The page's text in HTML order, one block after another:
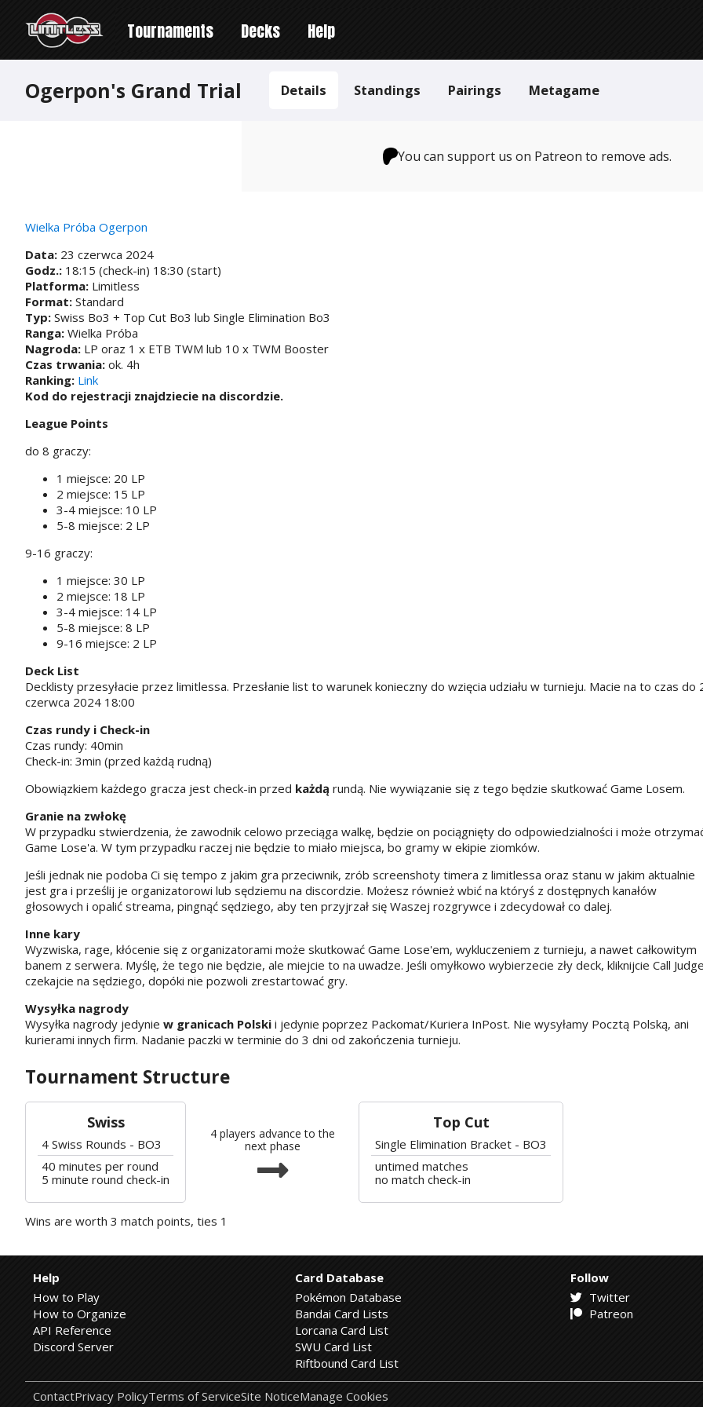
Tournaments Decks Help
Ogerpon's Grand Trial Details Standings Pairings Metagame
You can support us on Patreon to remove ads.
Wielka Próba Ogerpon
Data: 23 czerwca 2024
Godz.: 18:15 (check-in) 18:30 (start)
Platforma: Limitless
Format: Standard
Typ: Swiss Bo3 + Top Cut Bo3 lub Single Elimination Bo3
Ranga: Wielka Próba
Nagroda: LP oraz 1 x ETB TWM lub 10 x TWM Booster
Czas trwania: ok. 4h
Ranking: Link
Kod do rejestracji znajdziecie na discordzie.
League Points
do 8 graczy:
1 miejsce: 20 LP
2 miejsce: 15 LP
3-4 miejsce: 10 LP
5-8 miejsce: 2 LP
9-16 graczy:
1 miejsce: 30 LP
2 miejsce: 18 LP
3-4 miejsce: 14 LP
5-8 miejsce: 8 LP
9-16 miejsce: 2 LP
Deck List
Decklisty przesyłacie przez limitlessa. Przesłanie list to warunek konieczny do wzięcia udziału w turnieju. Macie na to czas do
czerwca 2024 18:00
Czas rundy i Check-in
Czas rundy: 40min
Check-in: 3min (przed każdą rudną)
Obowiązkiem każdego gracza jest check-in przed każdą rundą. Nie wywiązanie się z tego będzie skutkować Game Losem.
Granie na zwłokę
W przypadku stwierdzenia, że zawodnik celowo przeciąga walkę, będzie on pociągnięty do odpowiedzialności i może
Game Lose'a. W tym przypadku raczej nie będzie to miało miejsca, bo gramy w ekipie ziomków.
Jeśli jednak nie podoba Ci się tempo z jakim gra przeciwnik, zrób screenshoty timera z limitlessa oraz stanu w jakim aktualnie
jest gra i prześlij je organizatorowi lub sędziemu na discordzie. Możesz również wbić na któryś z dostępnych kanałów
głosowych i opalić streama, pingnąć sędziego, aby ten przyjrzał się Waszej rozgrywce i zdecydował co dalej.
Inne kary
Wyzwiska, rage, kłócenie się z organizatorami może skutkować Game Lose'em, wykluczeniem z turnieju, a nawet całkowitym
banem z serwera. Myślę, że tego nie będzie, ale miejcie to na uwadze. Jeśli omyłkowo wybierzecie zły deck, kliknijcie Call
czekajcie na sędziego, dopóki nie pozwoli zrestartować gry.
Wysyłka nagrody
Wysyłka nagrody jedynie w granicach Polski i jedynie poprzez Packomat/Kuriera InPost. Nie wysyłamy Pocztą Polską, ani
kurierami innych firm. Nadanie paczki w terminie do 3 dni od zakończenia turnieju.
Tournament Structure
Swiss
4 Swiss Rounds - BO3
40 minutes per round
5 minute round check-in
4 players advance to the
next phase
Top Cut
Single Elimination Bracket - BO3
untimed matches
no match check-in
Wins are worth 3 match points, ties 1
Help
How to Play
How to Organize
API Reference
Discord Server
Card Database
Pokémon Database
Bandai Card Lists
Lorcana Card List
SWU Card List
Riftbound Card List
Follow
Twitter
Patreon
ContactPrivacy PolicyTerms of ServiceSite NoticeManage Cookies